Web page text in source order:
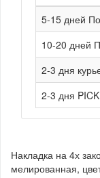
5-15 дней
10-20 дней
2-3 дня
2-3 дня
Накладка на 4х
мелированная,